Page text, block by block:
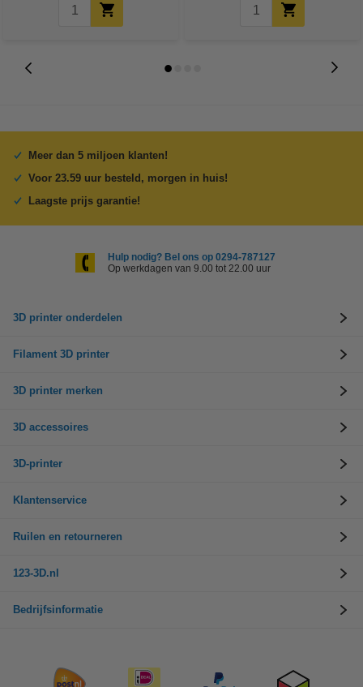
Meer dan 5 miljoen klanten!
Voor 23.59 uur besteld, morgen in huis!
Laagste prijs garantie!
Hulp nodig? Bel ons op 0294-787127
Op werkdagen van 9.00 tot 22.00 uur
3D printer onderdelen
Filament 3D printer
3D printer merken
3D accessoires
3D-printer
Klantenservice
Ruilen en retourneren
123-3D.nl
Bedrijfsinformatie